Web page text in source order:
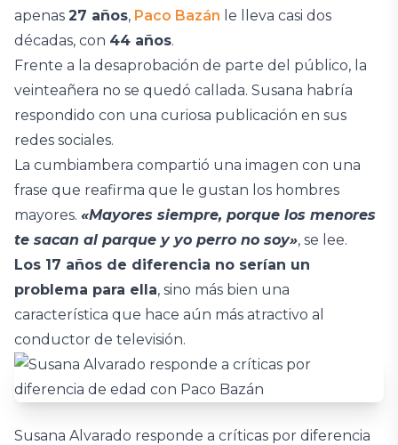
apenas 27 años, Paco Bazán le lleva casi dos
décadas, con 44 años.
Frente a la desaprobación de parte del público, la
veinteañera no se quedó callada. Susana habría
respondido con una curiosa publicación en sus
redes sociales.
La cumbiambera compartió una imagen con una
frase que reafirma que le gustan los hombres
mayores. «Mayores siempre, porque los menores
te sacan al parque y yo perro no soy», se lee.
Los 17 años de diferencia no serían un
problema para ella, sino más bien una
característica que hace aún más atractivo al
conductor de televisión.
Susana Alvarado responde a críticas por diferencia